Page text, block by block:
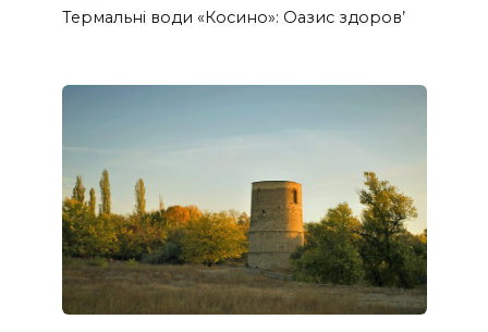
Термальні води «Косино»: Оазис здоров’